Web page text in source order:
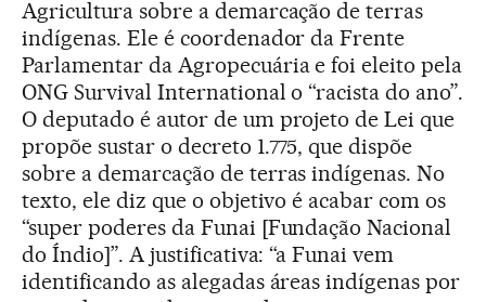
Agricultura sobre a demarcação de terras
indígenas. Ele é coordenador da Frente
Parlamentar da Agropecuária e foi eleito pela
ONG Survival International o “racista do ano”.
O deputado é autor de um projeto de Lei que
propõe sustar o decreto 1.775, que dispõe
sobre a demarcação de terras indígenas. No
texto, ele diz que o objetivo é acabar com os
“super poderes da Funai [Fundação Nacional
do Índio]”. A justificativa: “a Funai vem
identificando as alegadas áreas indígenas por